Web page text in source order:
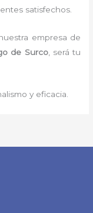
satisfechos.
empresa de
de Surco, será tu
y eficacia.